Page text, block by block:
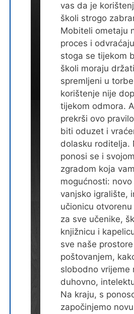
vas da je
školi strogo
Mobiteli ometaju
proces i
stoga se tijekom
školi moraju
spremljeni u
korištenje nije
tijekom odmora.
prekrši ovo
biti oduzet i
dolasku roditelja.
ponosi se i
zgradom koja
mogućnosti:
vanjsko igralište,
učionicu
za sve učenike,
knjižnicu i
sve naše
poštovanjem,
slobodno vrijeme
duhovno,
Na kraju, s
započinjemo